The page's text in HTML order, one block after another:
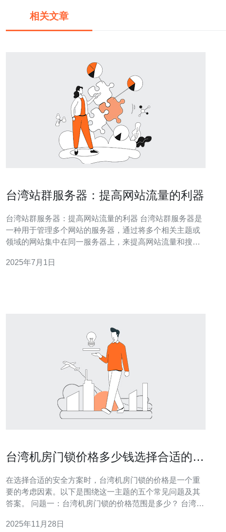
相关文章
台湾站群服务器：提高网站流量的利器
台湾站群服务器：提高网站流量的利器 台湾站群服务器是
一种用于管理多个网站的服务器，通过将多个相关主题或
领域的网站集中在同一服务器上，来提高网站流量和搜索
主题或领域的网站，可以增加网站之间的互联性和链接，
2025年7月1日
台湾机房门锁价格多少钱选择合适的安
在选择合适的安全方案时，台湾机房门锁的价格是一个重
要的考虑因素。以下是围绕这一主题的五个常见问题及其
答案。 问题一：台湾机房门锁的价格范围是多少？ 台湾机
般来说，普通的机械门锁价格在NT$1,000至NT$3,000之
2025年11月28日